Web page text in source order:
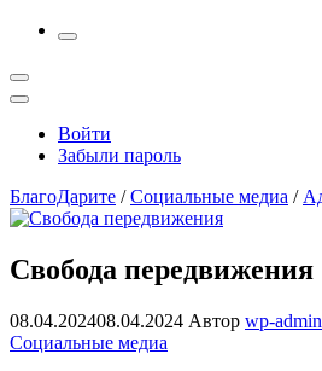
More
Открыть
поиск
Профиль
Войти
Забыли пароль
БлагоДарите /Социальные медиа /
Свобода передвижения
08.04.202408.04.2024 Автор wp-admin
Социальные медиа